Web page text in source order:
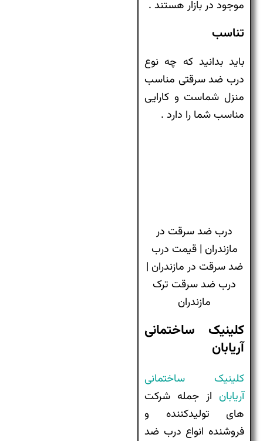
موجود در بازار هستند .
تناسب
باید بدانید که چه نوع
درب ضد سرقتی مناسب
منزل شماست و کارایی
مناسب شما را دارد .
درب ضد سرقت در
مازندران | قیمت درب
ضد سرقت در مازندران |
درب ضد سرقت ترک
مازندران
کلینیک ساختمانی
آریابان
کلینیک ساختمانی
آریابان از جمله شرکت
های تولیدکننده و
فروشنده انواع درب ضد